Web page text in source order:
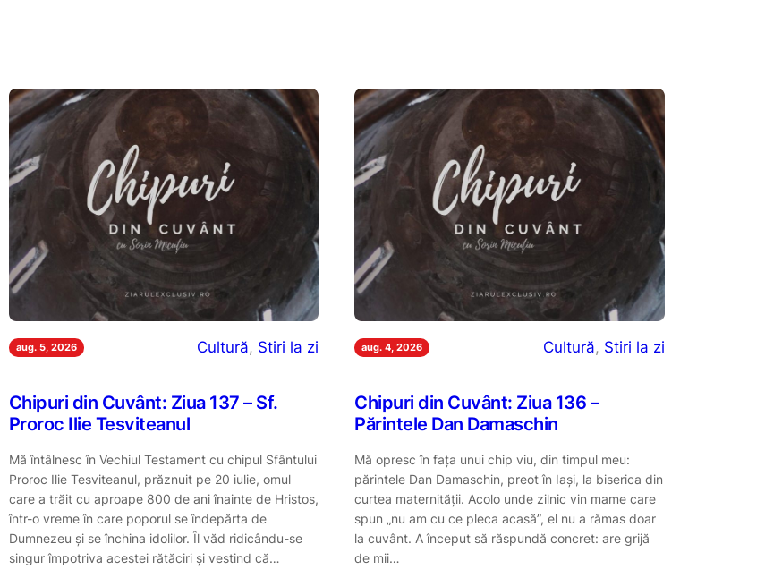
aug. 5, 2026 Cultură, Stiri la zi
Chipuri din Cuvânt: Ziua 137 – Sf.
Proroc Ilie Tesviteanul
Mă întâlnesc în Vechiul Testament cu chipul Sfântului
Proroc Ilie Tesviteanul, prăznuit pe 20 iulie, omul
care a trăit cu aproape 800 de ani înainte de Hristos,
într-o vreme în care poporul se îndepărta de
Dumnezeu și se închina idolilor. Îl văd ridicându-se
singur împotriva acestei rătăciri și vestind că…
aug. 4, 2026 Cultură, Stiri la zi
Chipuri din Cuvânt: Ziua 136 –
Părintele Dan Damaschin
Mă opresc în fața unui chip viu, din timpul meu:
părintele Dan Damaschin, preot în Iași, la biserica din
curtea maternității. Acolo unde zilnic vin mame care
spun „nu am cu ce pleca acasă”, el nu a rămas doar
la cuvânt. A început să răspundă concret: are grijă
de mii…